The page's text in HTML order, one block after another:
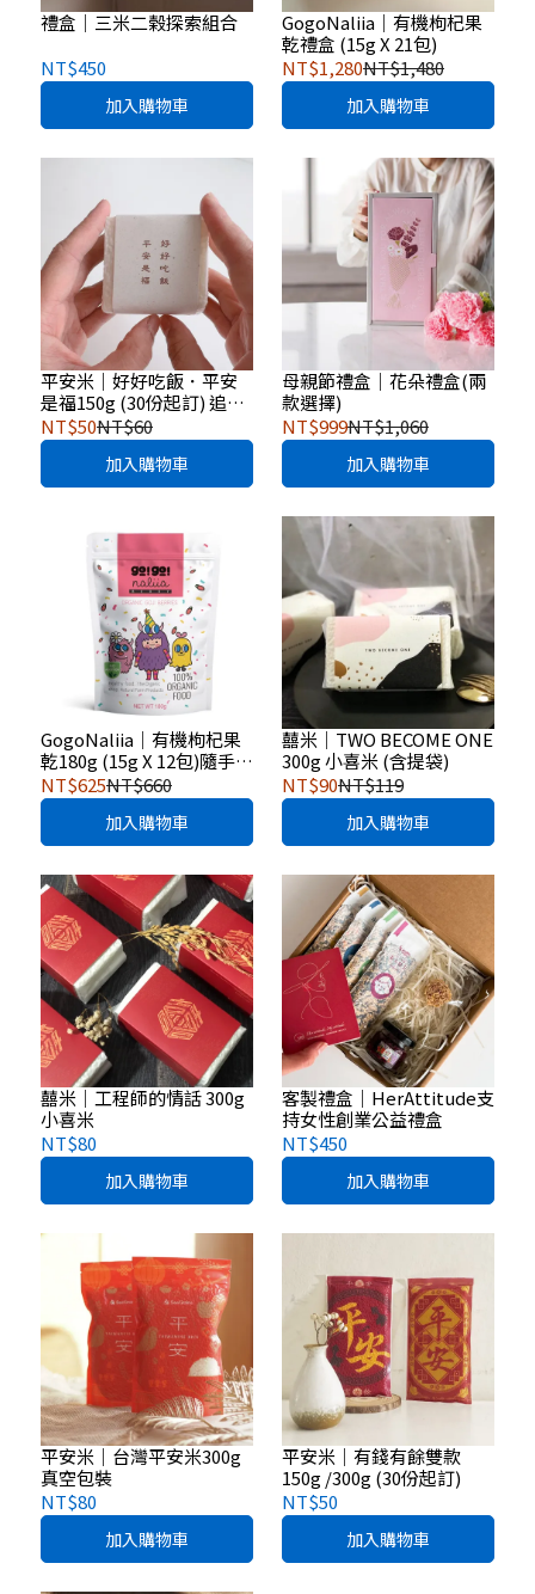
禮盒｜三米二榖探索組合
NT$450
加入購物車
GogoNaliia｜有機枸杞果
乾禮盒 (15g X 21包)
NT$1,280NT$1,480
加入購物車
平安米｜好好吃飯．平安
是福150g (30份起訂) 追思
回禮・家屬答謝
NT$50NT$60
加入購物車
母親節禮盒｜花朵禮盒(兩
款選擇)
NT$999NT$1,060
加入購物車
GogoNaliia｜有機枸杞果
乾180g (15g X 12包)隨手包
組
NT$625NT$660
加入購物車
囍米｜TWO BECOME ONE
300g 小喜米 (含提袋)
NT$90NT$119
加入購物車
囍米｜工程師的情話 300g
小喜米
NT$80
加入購物車
客製禮盒｜HerAttitude支
持女性創業公益禮盒
NT$450
加入購物車
平安米｜台灣平安米300g
真空包裝
NT$80
加入購物車
平安米｜有錢有餘雙款
150g /300g (30份起訂)
NT$50
加入購物車